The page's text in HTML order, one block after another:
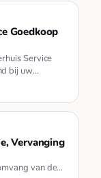
Goedkoop
Service
bij uw
Vervanging
van de